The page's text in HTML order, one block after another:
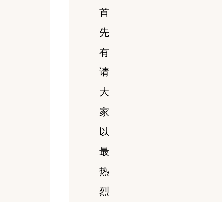
首
先
有
请
大
家
以
最
热
烈